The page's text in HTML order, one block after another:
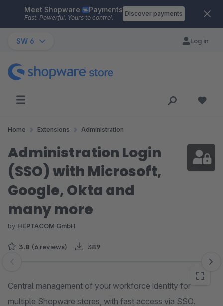
Skip to main content
Meet Shopware Payments
Fast. Powerful. Yours to control.
Discover payments
SW 6 Log in
Home Extensions Administration
Administration Login
(SSO) with Microsoft,
Google, Okta and
many more
by HEPTACOM GmbH
3.8 (6 reviews) 389
Skip image gallery
Central management of your workforce identity for
multiple Shopware stores, with fast access via SSO.